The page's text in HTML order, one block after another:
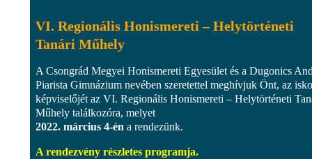
VI. Regionális Honismereti – Helytörténeti
Tanári Műhely
A Csongrád Megyei Honismereti Egyesület és a Dugonics
Piarista Gimnázium nevében szeretettel meghívjuk Önt, az
képviselőjét az VI. Regionális Honismereti – Helytörténeti
Műhely találkozóra, melyet
2022. március 4-én a rendezünk.
A rendezvény részletes programja.